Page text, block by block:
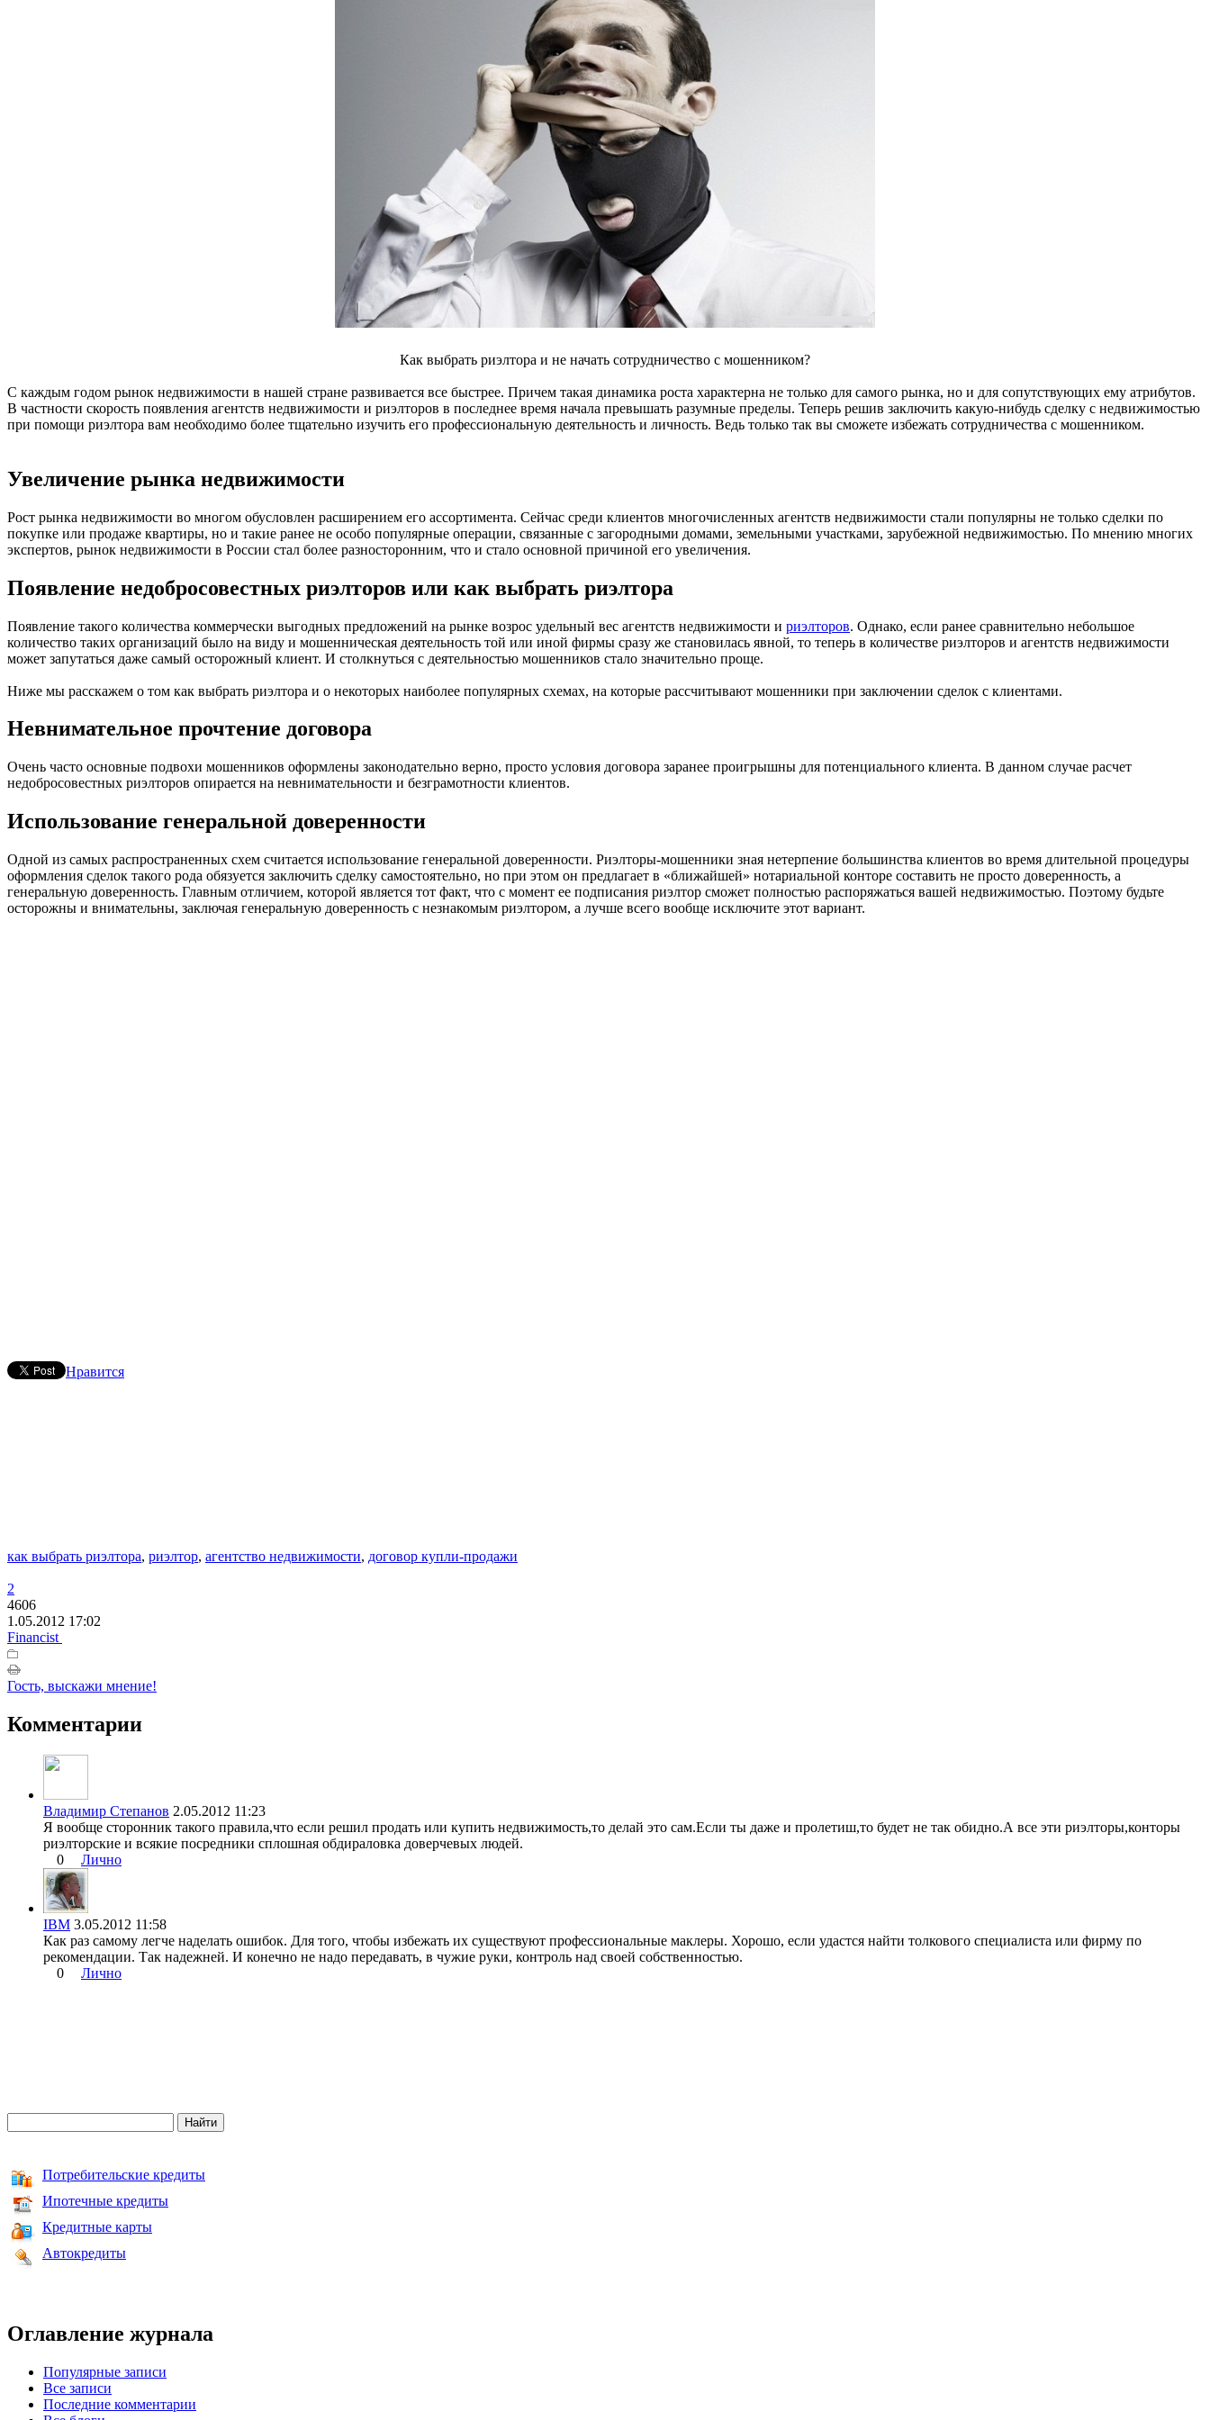
Как выбрать риэлтора и не начать сотрудничество с мошенником?
С каждым годом рынок недвижимости в нашей стране развивается все быстрее. Причем такая динамика роста характерна не только для самого рынка, но и для сопутствующих ему атрибутов.
В частности скорость появления агентств недвижимости и риэлторов в последнее время начала превышать разумные пределы. Теперь решив заключить какую-нибудь сделку с недвижимостью
при помощи риэлтора вам необходимо более тщательно изучить его профессиональную деятельность и личность. Ведь только так вы сможете избежать сотрудничества с мошенником.
Увеличение рынка недвижимости
Рост рынка недвижимости во многом обусловлен расширением его ассортимента. Сейчас среди клиентов многочисленных агентств недвижимости стали популярны не только сделки по
покупке или продаже квартиры, но и такие ранее не особо популярные операции, связанные с загородными домами, земельными участками, зарубежной недвижимостью. По мнению многих
экспертов, рынок недвижимости в России стал более разносторонним, что и стало основной причиной его увеличения.
Появление недобросовестных риэлторов или как выбрать риэлтора
Появление такого количества коммерчески выгодных предложений на рынке возрос удельный вес агентств недвижимости и риэлторов. Однако, если ранее сравнительно небольшое
количество таких организаций было на виду и мошенническая деятельность той или иной фирмы сразу же становилась явной, то теперь в количестве риэлторов и агентств недвижимости
может запутаться даже самый осторожный клиент. И столкнуться с деятельностью мошенников стало значительно проще.
Ниже мы расскажем о том как выбрать риэлтора и о некоторых наиболее популярных схемах, на которые рассчитывают мошенники при заключении сделок с клиентами.
Невнимательное прочтение договора
Очень часто основные подвохи мошенников оформлены законодательно верно, просто условия договора заранее проигрышны для потенциального клиента. В данном случае расчет
недобросовестных риэлторов опирается на невнимательности и безграмотности клиентов.
Использование генеральной доверенности
Одной из самых распространенных схем считается использование генеральной доверенности. Риэлторы-мошенники зная нетерпение большинства клиентов во время длительной процедуры
оформления сделок такого рода обязуется заключить сделку самостоятельно, но при этом он предлагает в «ближайшей» нотариальной конторе составить не просто доверенность, а
генеральную доверенность. Главным отличием, которой является тот факт, что с момент ее подписания риэлтор сможет полностью распоряжаться вашей недвижимостью. Поэтому будьте
осторожны и внимательны, заключая генеральную доверенность с незнакомым риэлтором, а лучше всего вообще исключите этот вариант.
Нравится
как выбрать риэлтора, риэлтор, агентство недвижимости, договор купли-продажи
2
4606
1.05.2012 17:02
Financist
Гость, выскажи мнение!
Комментарии
Владимир Степанов 2.05.2012 11:23
Я вообще сторонник такого правила,что если решил продать или купить недвижимость,то делай это сам.Если ты даже и пролетиш,то будет не так обидно.А все эти риэлторы,конторы
риэлторские и всякие посредники сплошная обдираловка доверчевых людей.
0
Лично
IBM 3.05.2012 11:58
Как раз самому легче наделать ошибок. Для того, чтобы избежать их существуют профессиональные маклеры. Хорошо, если удастся найти толкового специалиста или фирму по
рекомендации. Так надежней. И конечно не надо передавать, в чужие руки, контроль над своей собственностью.
0
Лично
Потребительские кредиты
Ипотечные кредиты
Кредитные карты
Автокредиты
Оглавление журнала
Популярные записи
Все записи
Последние комментарии